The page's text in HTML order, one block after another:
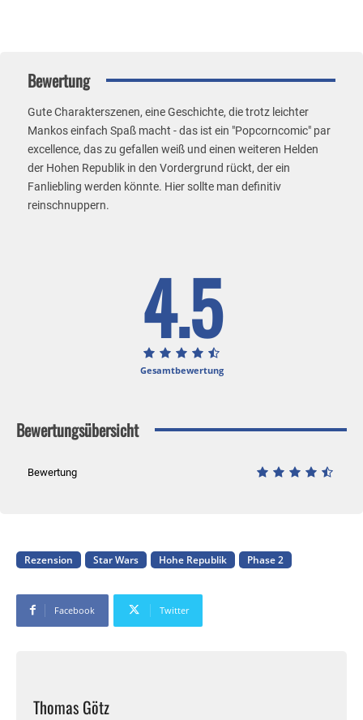
Bewertung
Gute Charakterszenen, eine Geschichte, die trotz leichter
Mankos einfach Spaß macht - das ist ein "Popcorncomic" par
excellence, das zu gefallen weiß und einen weiteren Helden
der Hohen Republik in den Vordergrund rückt, der ein
Fanliebling werden könnte. Hier sollte man definitiv
reinschnuppern.
4.5
Gesamtbewertung
Bewertungsübersicht
Bewertung
Rezension Star Wars Hohe Republik Phase 2
Facebook Twitter
Thomas Götz